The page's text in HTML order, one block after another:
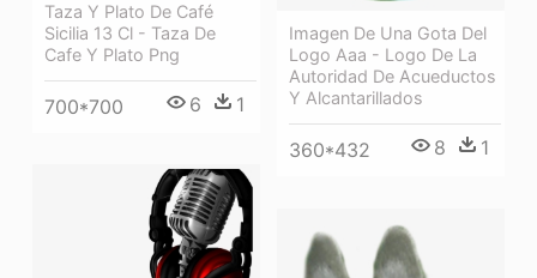
Imagen De Una Gota Del
Logo Aaa - Logo De La
Autoridad De Acueductos
Y Alcantarillados
360*432 8 1
Taza Y Plato De Café
Sicilia 13 Cl - Taza De
Cafe Y Plato Png
700*700 6 1